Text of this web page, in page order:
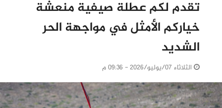
تقدم لكم عطلة صيفية منعشة
خياركم الأمثل في مواجهة الحر
الشديد
الثلاثاء 07/يوليو/2026 - 09:36 م